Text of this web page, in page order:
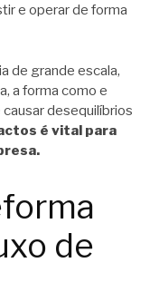
e operar de forma
de grande escala,
a forma como e
desequilíbrios
é vital para
de